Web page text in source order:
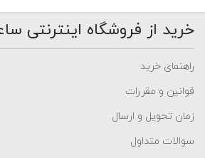
خرید از فروشگاه اینترنتی
راهنمای خرید
قوانین و مقررات
زمان تحویل و ارسال
سوالات متداول